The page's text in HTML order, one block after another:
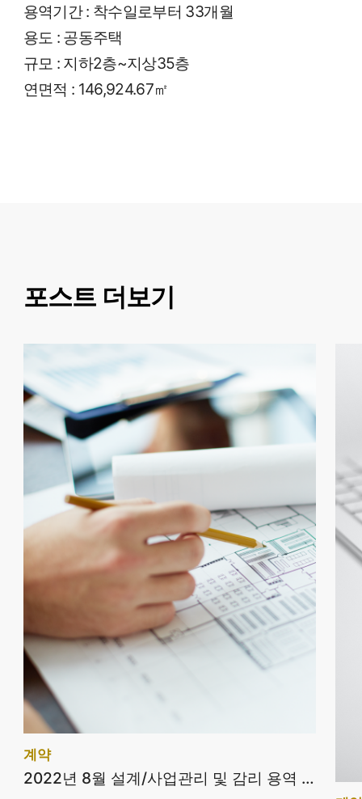
용역기간 : 착수일로부터 33개월
용도 : 공동주택
규모 : 지하2층~지상35층
연면적 : 146,924.67㎡
포스트 더보기
계약
2022년 8월 설계/사업관리 및 감리 용역 계약현황